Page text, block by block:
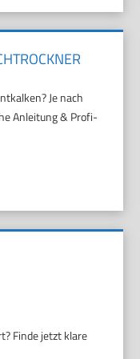
Je nach
Anleitung & Profi-
Finde jetzt klare